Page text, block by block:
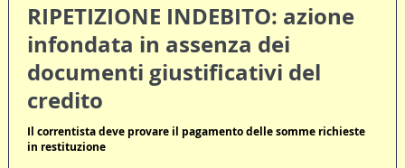
RIPETIZIONE INDEBITO: azione
infondata in assenza dei
documenti giustificativi del
credito
Il correntista deve provare il pagamento delle somme richieste
in restituzione